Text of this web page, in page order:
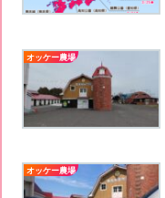
オッケー農場
オッケー農場